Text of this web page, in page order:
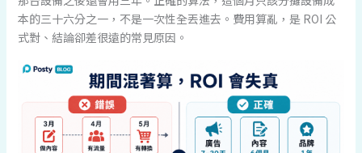
本的三十六分之一，不是一次性全丟進去。費用算亂，是 ROI 公
式對、結論卻差很遠的常見原因。